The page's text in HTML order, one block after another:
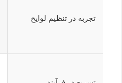
تجربه در تنظیم لوایح